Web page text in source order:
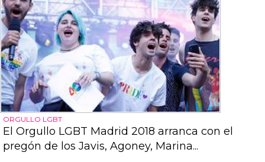
ORGULLO LGBT
El Orgullo LGBT Madrid 2018 arranca con el
pregón de los Javis, Agoney, Marina...